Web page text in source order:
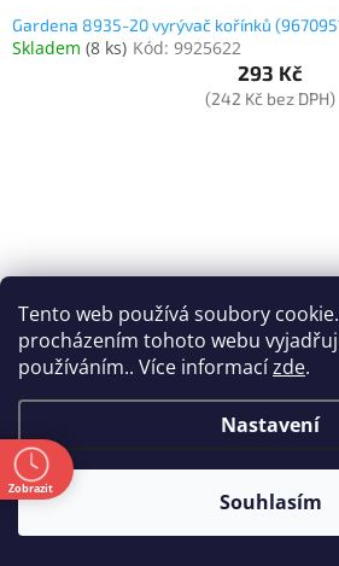
Tento web používá soubory
procházením tohoto webu
používáním.. Více informacízde.
Nastavení
Souhlasím
Gardena 8935-20 vyrývač kořínků
Skladem (8 ks) Kód: 9925622
293 Kč
(242 Kč bez DPH)
Zobrazit